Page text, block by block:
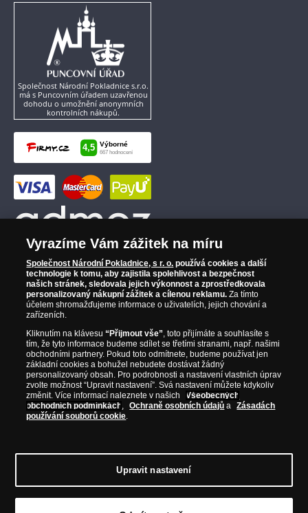
Společnost Národní Pokladnice s.r.o.
má s Puncovním úřadem uzavřenou
dohodu o umožnění anonymních
kontrolních nákupů.
Tel.: 810 100 500E-mail: info@narodnipokladnice.cz, www.narodnipokladnice.cz;
soudem v Praze, oddíl C, vložka 146644
Upravit nastavení souborů cookie můžetekliknutím na tento
odkaz.
Vyrazíme Vám zážitek na míru
Společnost Národní Pokladnice, s r. o. používá cookies a další
technologie k tomu, aby zajistila spolehlivost a bezpečnost
našich stránek, sledovala jejich výkonnost a zprostředkovala
personalizovaný nákupní zážitek a cílenou reklamu. Za tímto
účelem shromažďujeme informace o uživatelích, jejich chování a
zařízeních.
Kliknutím na klávesu“Přijmout vše”, toto přijímáte a souhlasíte s
tím, že tyto informace budeme sdílet se třetími stranami, např. našimi
obchodními partnery. Pokud toto odmítnete, budeme používat jen
základní cookies a bohužel nebudete dostávat žádný
personalizovaný obsah. Pro podrobnosti a nastavení vlastních úprav
zvolte možnost “Upravit nastavení”. Svá nastavení můžete kdykoliv
změnit. Více informací naleznete v našich
Všeobecných
obchodních podmínkách , Ochraně osobních údajů a
Zásadách
používání souborů cookie.
Upravit nastavení